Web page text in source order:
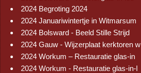
2024 Begroting 2024
2024 Januariwintertje in Witmarsum
2024 Bolsward - Beeld Stille Strijd
2024 Gauw - Wijzerplaat kerktoren w
2024 Workum – Restauratie glas-in
2024 Workum - Restauratie glas-in-l